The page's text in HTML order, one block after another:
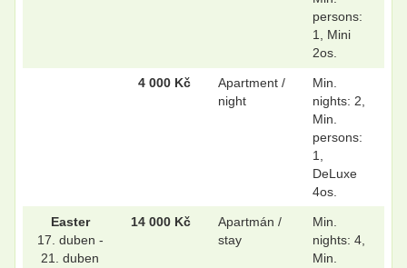
persons:
1, Mini
2os.
4 000 Kč
Apartment /
night
Min.
nights: 2,
Min.
persons:
1,
DeLuxe
4os.
Easter
17. duben -
21. duben
14 000 Kč
Apartmán /
stay
Min.
nights: 4,
Min.